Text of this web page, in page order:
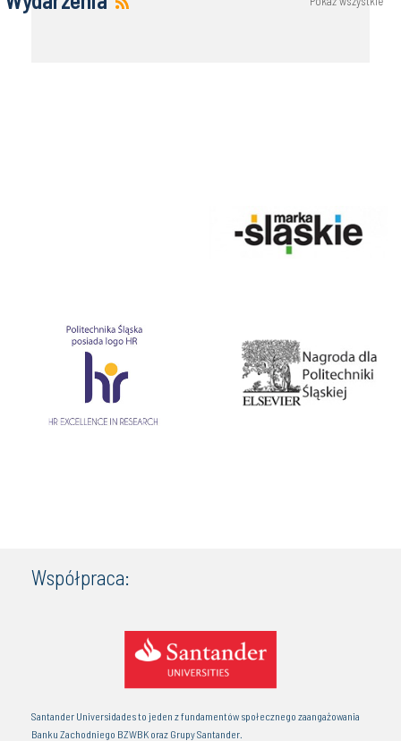
Współpraca:
Santander Universidades to jeden z fundamentów społecznego zaangażowania
Banku Zachodniego BZWBK oraz Grupy Santander.